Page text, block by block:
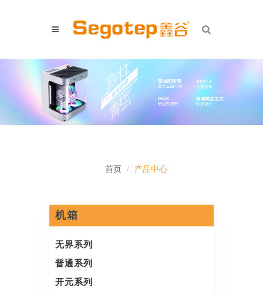
首页 产品中心
机箱
无界系列
普通系列
开元系列